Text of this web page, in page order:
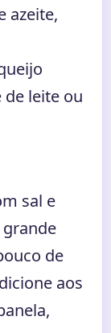
azeite,
leite ou
sal e
de
aos